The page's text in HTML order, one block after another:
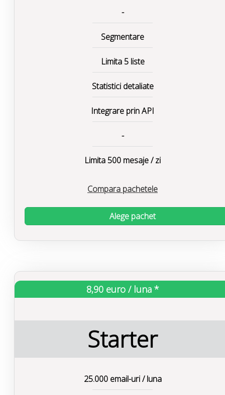
-
Segmentare
Limita 5 liste
Statistici detaliate
Integrare prin API
-
Limita 500 mesaje / zi
Compara pachetele
Alege pachet
8,90 euro / luna *
Starter
25.000 email-uri / luna